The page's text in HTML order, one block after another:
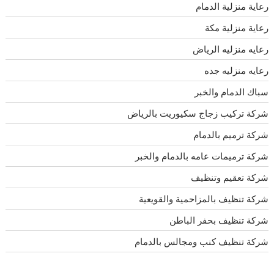
رعاية منزلية الدمام
رعاية منزلية مكة
رعايه منزليه الرياض
رعايه منزليه جده
سباك الدمام والخبر
شركة تركيب زجاج سكيوريت بالرياض
شركة ترميم بالدمام
شركة ترميمات عامه بالدمام والخبر
شركة تعقيم وتنظيف
شركة تنظيف بالمزاحمية والقويعية
شركة تنظيف بحفر الباطن
شركة تنظيف كنب ومجالس بالدمام